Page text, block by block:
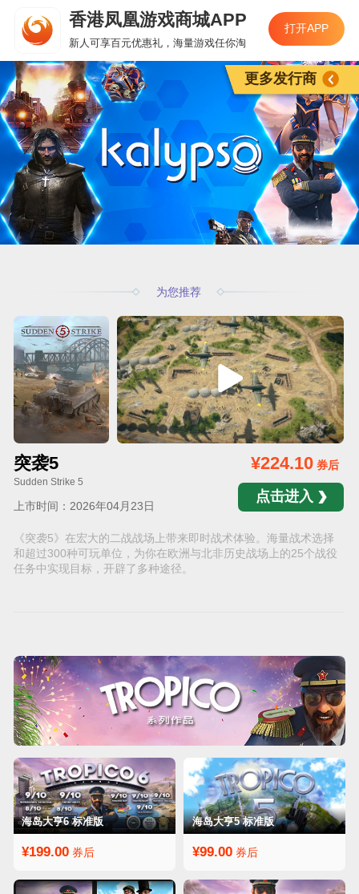
香港凤凰游戏商城APP
新人可享百元优惠礼，海量游戏任你淘
打开APP
为您推荐
突袭5
Sudden Strike 5
上市时间：2026年04月23日
¥224.10券后
点击进入
《突袭5》在宏大的二战战场上带来即时战术体验。海量战术选择
和超过300种可玩单位，为你在欧洲与北非历史战场上的25个战役
任务中实现目标，开辟了多种途径。
海岛大亨6 标准版
¥199.00券后
海岛大亨5 标准版
¥99.00券后
更多发行商